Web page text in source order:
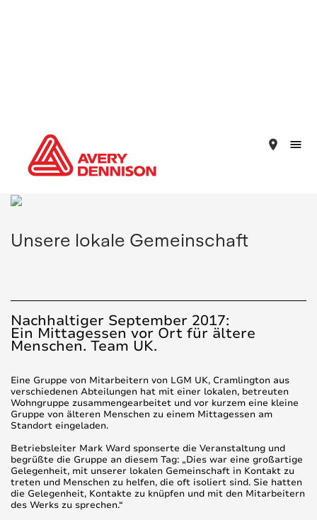
place
Unsere lokale Gemeinschaft
Nachhaltiger September 2017:
Ein Mittagessen vor Ort für ältere
Menschen. Team UK.
Eine Gruppe von Mitarbeitern von LGM UK, Cramlington aus
verschiedenen Abteilungen hat mit einer lokalen, betreuten
Wohngruppe zusammengearbeitet und vor kurzem eine kleine
Gruppe von älteren Menschen zu einem Mittagessen am
Standort eingeladen.
Betriebsleiter Mark Ward sponserte die Veranstaltung und
begrüßte die Gruppe an diesem Tag: „Dies war eine großartige
Gelegenheit, mit unserer lokalen Gemeinschaft in Kontakt zu
treten und Menschen zu helfen, die oft isoliert sind. Sie hatten
die Gelegenheit, Kontakte zu knüpfen und mit den Mitarbeitern
des Werks zu sprechen.“